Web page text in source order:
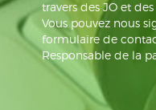
travers des JO et des
Vous pouvez nous
formulaire de
Responsable de la